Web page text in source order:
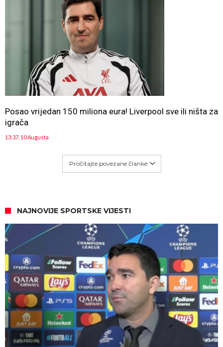
Posao vrijedan 150 miliona eura! Liverpool sve ili ništa za
igrača
13:37, 10 Augusta
Pročitajte povezane članke
NAJNOVIJE SPORTSKE VIJESTI